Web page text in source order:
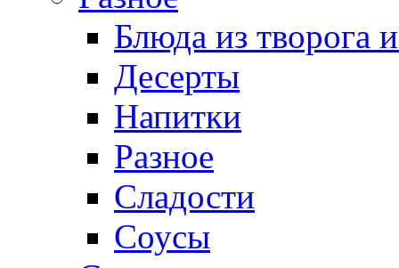
Блюда из творога
Десерты
Напитки
Разное
Сладости
Соусы